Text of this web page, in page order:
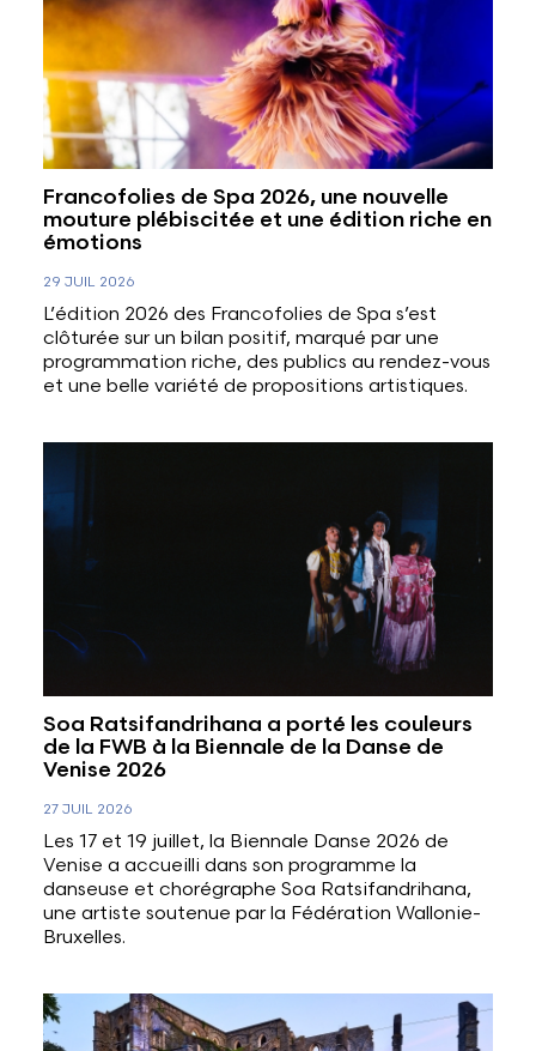
Francofolies de Spa 2026, une nouvelle
mouture plébiscitée et une édition riche en
émotions
29 JUIL 2026
L’édition 2026 des Francofolies de Spa s’est
clôturée sur un bilan positif, marqué par une
programmation riche, des publics au rendez-vous
et une belle variété de propositions artistiques.
Soa Ratsifandrihana a porté les couleurs
de la FWB à la Biennale de la Danse de
Venise 2026
27 JUIL 2026
Les 17 et 19 juillet, la Biennale Danse 2026 de
Venise a accueilli dans son programme la
danseuse et chorégraphe Soa Ratsifandrihana,
une artiste soutenue par la Fédération Wallonie-
Bruxelles.